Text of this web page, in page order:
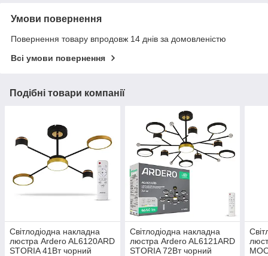
Умови повернення
Повернення товару впродовж 14 днів за домовленістю
Всі умови повернення
Подібні товари компанії
Світлодіодна накладна
люстра Ardero AL6120ARD
STORIA 41Вт чорний
Світлодіодна накладна
люстра Ardero AL6121ARD
STORIA 72Вт чорний